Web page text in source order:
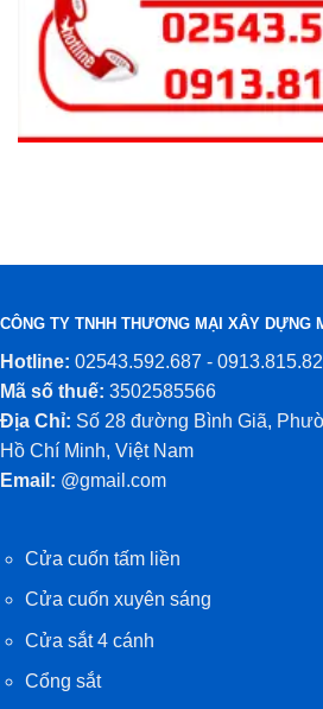
CÔNG TY TNHH THƯƠNG MẠI XÂY DỰNG
Hotline: 02543.592.687 -
Mã số thuế: 3502585566
Địa Chỉ: Số 28 đường Bình Giã,
Hồ Chí Minh, Việt Nam
Email: @gmail.com
Cửa cuốn tấm liền
Cửa cuốn xuyên sáng
Cửa sắt 4 cánh
Cổng sắt